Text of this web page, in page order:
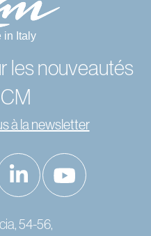
les nouveautés
à la newsletter
54-56,